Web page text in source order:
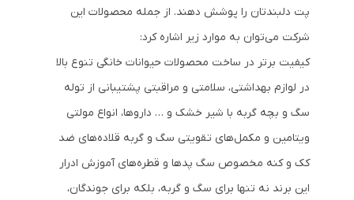
پت دلبندتان را پوشش دهند. از جمله محصولات این
شرکت می‌توان به موارد زیر اشاره کرد:
کیفیت برتر در ساخت محصولات حیوانات خانگی تنوع بالا
در لوازم بهداشتی، سلامتی و مراقبتی پشتیبانی از توله
سگ و بچه گربه با شیر خشک و … داروها، انواع مولتی
ویتامین و مکمل‌های تقویتی سگ و گربه قلاده‌های ضد
کک و کنه مخصوص سگ پدها و قطره‌های آموزش ادرار
این برند نه تنها برای سگ و گربه، بلکه برای جوندگان،